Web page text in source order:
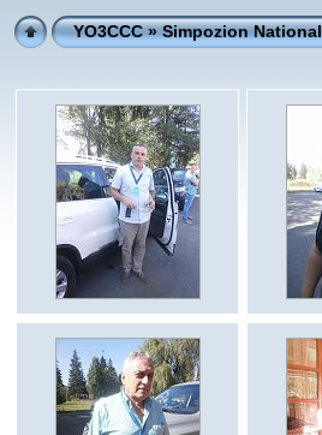
YO3CCC» Simpozion